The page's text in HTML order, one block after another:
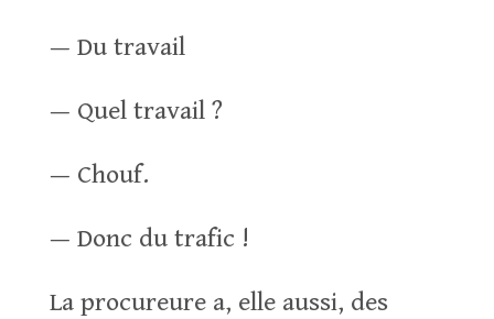
— Du travail
— Quel travail ?
— Chouf.
— Donc du trafic !
La procureure a, elle aussi, des